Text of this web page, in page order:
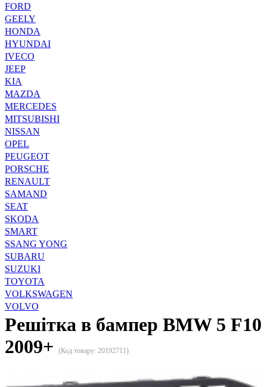
FORD
GEELY
HONDA
HYUNDAI
IVECO
JEEP
KIA
MAZDA
MERCEDES
MITSUBISHI
NISSAN
OPEL
PEUGEOT
PORSCHE
RENAULT
SAMAND
SEAT
SKODA
SMART
SSANG YONG
SUBARU
SUZUKI
TOYOTA
VOLKSWAGEN
VOLVO
Решітка в бампер BMW 5 F10
2009+
(Код товару: 20192711)